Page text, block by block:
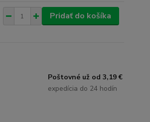
Pridať do košíka
Poštovné už od 3,19 €
expedícia do 24 hodín